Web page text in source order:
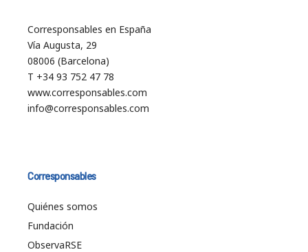
Corresponsables en España
Vía Augusta, 29
08006 (Barcelona)
T +34 93 752 47 78
www.corresponsables.com
info@corresponsables.com
Corresponsables
Quiénes somos
Fundación
ObservaRSE